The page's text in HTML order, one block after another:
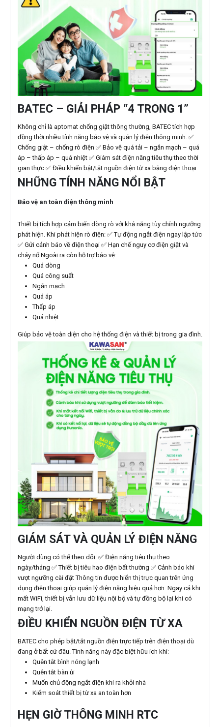
BATEC – GIẢI PHÁP “4 TRONG 1”
Không chỉ là aptomat chống giật thông thường, BATEC tích hợp
đồng thời nhiều tính năng bảo vệ và quản lý điện thông minh: ✅
Chống giật – chống rò điện ✅ Bảo vệ quá tải – ngắn mạch – quá
áp – thấp áp – quá nhiệt ✅ Giám sát điện năng tiêu thụ theo thời
gian thực ✅ Điều khiển bật/tắt nguồn điện từ xa bằng điện thoại
NHỮNG TÍNH NĂNG NỔI BẬT
Bảo vệ an toàn điện thông minh
Thiết bị tích hợp cảm biến dòng rò với khả năng tùy chỉnh ngưỡng
phát hiện. Khi phát hiện rò điện: ✅ Tự động ngắt điện ngay lập tức
✅ Gửi cảnh báo về điện thoại ✅ Hạn chế nguy cơ điện giật và
cháy nổ Ngoài ra còn hỗ trợ bảo vệ:
Quá dòng
Quá công suất
Ngắn mạch
Quá áp
Thấp áp
Quá nhiệt
Giúp bảo vệ toàn diện cho hệ thống điện và thiết bị trong gia đình.
GIÁM SÁT VÀ QUẢN LÝ ĐIỆN NĂNG
Người dùng có thể theo dõi: ✅ Điện năng tiêu thụ theo
ngày/tháng ✅ Thiết bị tiêu hao điện bất thường ✅ Cảnh báo khi
vượt ngưỡng cài đặt Thông tin được hiển thị trực quan trên ứng
dụng điện thoại giúp quản lý điện năng hiệu quả hơn. Ngay cả khi
mất WiFi, thiết bị vẫn lưu dữ liệu nội bộ và tự đồng bộ lại khi có
mạng trở lại.
ĐIỀU KHIỂN NGUỒN ĐIỆN TỪ XA
BATEC cho phép bật/tắt nguồn điện trực tiếp trên điện thoại dù
đang ở bất cứ đâu. Tính năng này đặc biệt hữu ích khi:
Quên tắt bình nóng lạnh
Quên tắt bàn ủi
Muốn chủ động ngắt điện khi ra khỏi nhà
Kiểm soát thiết bị từ xa an toàn hơn
HẸN GIỜ THÔNG MINH RTC